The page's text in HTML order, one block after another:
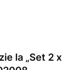
la „Set 2 x